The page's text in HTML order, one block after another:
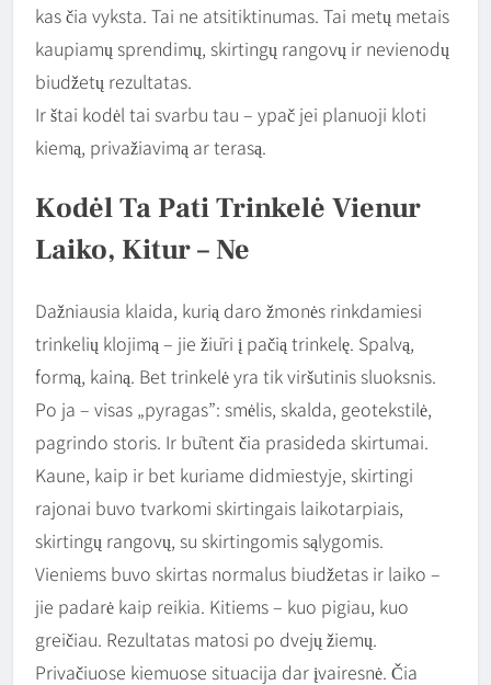
kas čia vyksta. Tai ne atsitiktinumas. Tai metų metais
kaupiamų sprendimų, skirtingų rangovų ir nevienodų
biudžetų rezultatas.
Ir štai kodėl tai svarbu tau – ypač jei planuoji kloti
kiemą, privažiavimą ar terasą.
Kodėl Ta Pati Trinkelė Vienur
Laiko, Kitur – Ne
Dažniausia klaida, kurią daro žmonės rinkdamiesi
trinkelių klojimą – jie žiūri į pačią trinkelę. Spalvą,
formą, kainą. Bet trinkelė yra tik viršutinis sluoksnis.
Po ja – visas „pyragas”: smėlis, skalda, geotekstilė,
pagrindo storis. Ir būtent čia prasideda skirtumai.
Kaune, kaip ir bet kuriame didmiestyje, skirtingi
rajonai buvo tvarkomi skirtingais laikotarpiais,
skirtingų rangovų, su skirtingomis sąlygomis.
Vieniems buvo skirtas normalus biudžetas ir laiko –
jie padarė kaip reikia. Kitiems – kuo pigiau, kuo
greičiau. Rezultatas matosi po dvejų žiemų.
Privačiuose kiemuose situacija dar įvairesnė. Čia